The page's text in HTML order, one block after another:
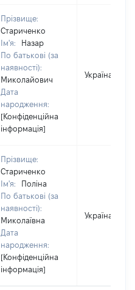
Прізвище:
Стариченко
Ім'я:
Назар
По батькові (за
наявності):
Миколайович
Дата
народження:
[Конфіденційна
інформація]
Україна
Прізвище:
Стариченко
Ім'я:
Поліна
По батькові (за
наявності):
Миколаївна
Дата
народження:
[Конфіденційна
інформація]
Україна